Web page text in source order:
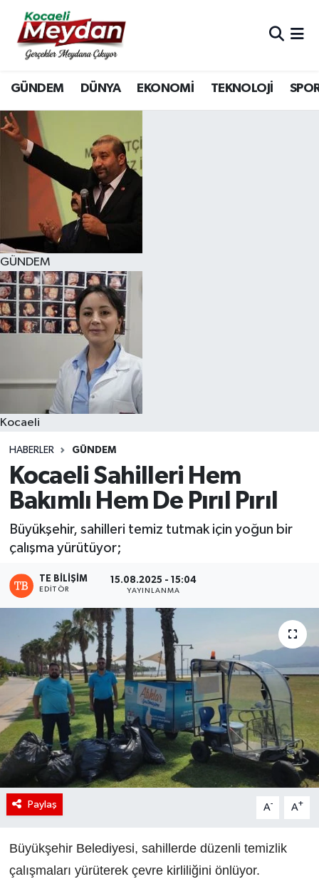
GÜNDEM DÜNYA EKONOMİ TEKNOLOJİ
GÜNDEM
Kocaeli
HABERLER GÜNDEM
Kocaeli Sahilleri Hem
Bakımlı Hem De Pırıl Pırıl
Büyükşehir, sahilleri temiz tutmak için yoğun bir
çalışma yürütüyor;
TE BILIŞIM
EDITÖR
15.08.2025 - 15:04
YAYINLANMA
Paylaş A- A+
Büyükşehir Belediyesi, sahillerde düzenli temizlik
çalışmaları yürüterek çevre kirliliğini önlüyor.
Nöbetçi Eczaneler
Hava Durumu
Trafik Durumu
Süper Lig Puan Durumu ve Fikstür
Tüm Manşetler
Son Dakika Haberleri
Haber Arşivi